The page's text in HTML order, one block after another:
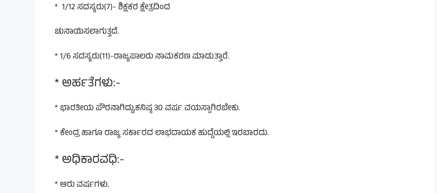
* 1/12 ಸದಸ್ಯರು(7)- ಶಿಕ್ಷಕರ ಕ್ಷೇತ್ರದಿಂದ
ಚುನಾಯಿಸಲಾಗುತ್ತದೆ.
* 1/6 ಸದಸ್ಯರು(11)-ರಾಜ್ಯಪಾಲರು ನಾಮಕರಣ ಮಾಡುತ್ತಾರೆ.
* ಅರ್ಹತೆಗಳು:-
* ಭಾರತೀಯ ಪೌರನಾಗಿದ್ದು,ಕನಿಷ್ಠ 30 ವರ್ಷ ವಯಸ್ಸಾಗಿರಬೇಕು.
* ಕೇಂದ್ರ ಹಾಗೂ ರಾಜ್ಯ ಸರ್ಕಾರದ ಲಾಭದಾಯಕ ಹುದ್ದೆಯಲ್ಲಿ ಇರಬಾರದು.
* ಅಧಿಕಾರವಧಿ:-
* ಆರು ವರ್ಷಗಳು.